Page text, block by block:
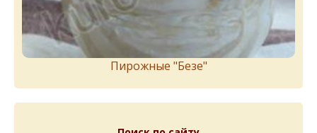
Пирожныe "Бeзe"